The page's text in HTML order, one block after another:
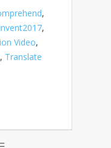
,
,
Video,
, Translate